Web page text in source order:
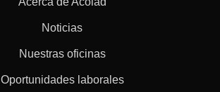
Noticias
Nuestras oficinas
Oportunidades laborales